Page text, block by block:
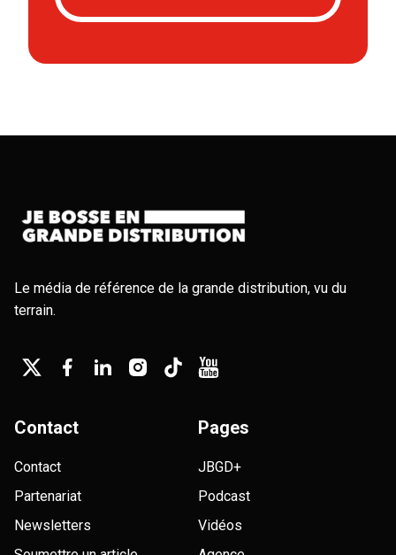
Le média de référence de la grande distribution, vu du
terrain.
Contact
Contact
Partenariat
Newsletters
Pages
JBGD+
Podcast
Vidéos